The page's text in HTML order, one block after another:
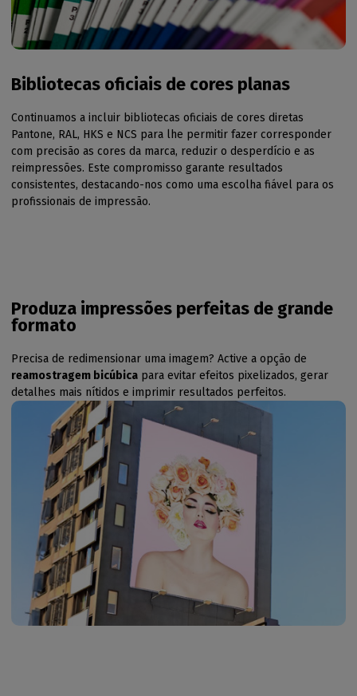
Bibliotecas oficiais de cores planas
Continuamos a incluir bibliotecas oficiais de cores diretas
Pantone, RAL, HKS e NCS para lhe permitir fazer corresponder
com precisão as cores da marca, reduzir o desperdício e as
reimpressões. Este compromisso garante resultados
consistentes, destacando-nos como uma escolha fiável para os
profissionais de impressão.
Produza impressões perfeitas de grande
formato
Precisa de redimensionar uma imagem? Active a opção de
reamostragem bicúbica para evitar efeitos pixelizados, gerar
detalhes mais nítidos e imprimir resultados perfeitos.